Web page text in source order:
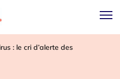
: le cri d’alerte des